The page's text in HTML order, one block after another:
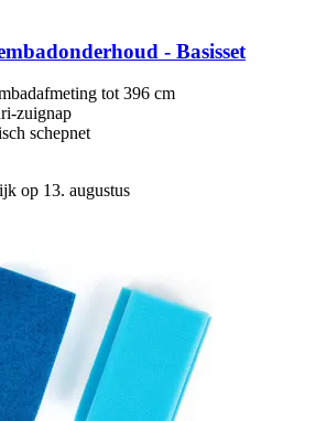
-​ Basisset
tot 396 cm
zuignap
schepnet
op 13. augustus